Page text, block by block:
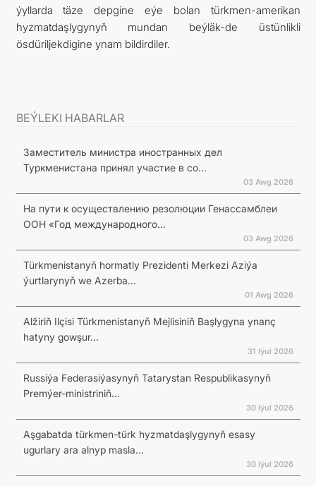
ýyllarda täze depgine eýe bolan türkmen-amerikan
hyzmatdaşlygynyň mundan beýläk-de üstünlikli
ösdüriljekdigine ynam bildirdiler.
BEÝLEKI HABARLAR
Заместитель министра иностранных дел
Туркменистана принял участие в со...
03 Awg 2026
На пути к осуществлению резолюции Генассамблеи
ООН «Год международного...
03 Awg 2026
Türkmenistanyň hormatly Prezidenti Merkezi Aziýa
ýurtlarynyň we Azerba...
01 Awg 2026
Alžiriň Ilçisi Türkmenistanyň Mejlisiniň Başlygyna ynanç
hatyny gowşur...
31 Iýul 2026
Russiýa Federasiýasynyň Tatarystan Respublikasynyň
Premýer-ministriniň...
30 Iýul 2026
Aşgabatda türkmen-türk hyzmatdaşlygynyň esasy
ugurlary ara alnyp masla...
30 Iýul 2026